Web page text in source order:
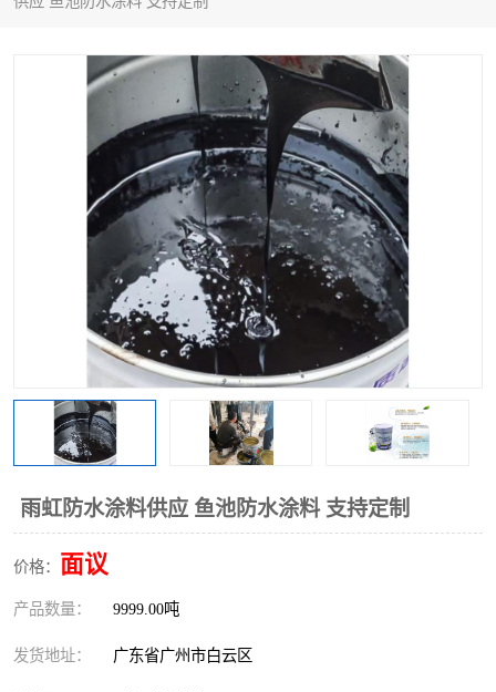
雨虹防水涂料供应 鱼池防水涂料 支持定制
价格： 面议
产品数量： 9999.00吨
发货地址： 广东省广州市白云区